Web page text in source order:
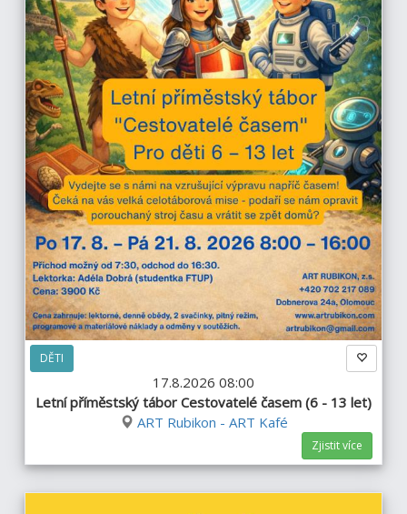
DĚTI
17.8.2026 08:00
Letní příměstský tábor Cestovatelé časem (6 - 13 let)
ART Rubikon - ART Kafé
Zjistit více